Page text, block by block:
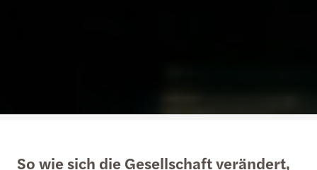
So wie sich die Gesellschaft verändert,